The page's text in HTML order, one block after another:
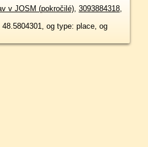
v JOSM (pokročilé), 3093884318,
og type: place, og